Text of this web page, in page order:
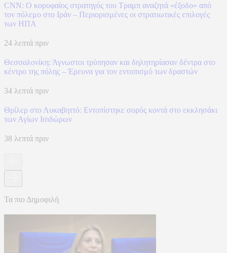
CNN: Ο κορυφαίος στρατηγός του Τραμπ αναζητά «έξοδο» από
τον πόλεμο στο Ιράν – Περιορισμένες οι στρατιωτικές επιλογές
των ΗΠΑ
24 λεπτά πριν
Θεσσαλονίκη: Άγνωστοι τρύπησαν και δηλητηρίασαν δέντρα στο
κέντρο της πόλης – Έρευνα για τον εντοπισμό των δραστών
34 λεπτά πριν
Θρίλερ στο Λυκαβηττό: Εντοπίστηκε σορός κοντά στο εκκλησάκι
των Αγίων Ισιδώρων
38 λεπτά πριν
Τα πιο Δημοφιλή